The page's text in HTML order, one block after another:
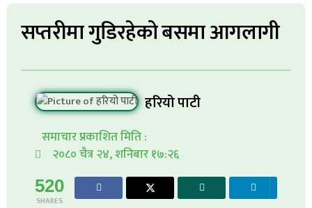
सप्तरीमा गुडिरहेको बसमा आगलागी
हरियो पाटी
समाचार प्रकाशित मिति :
२०८० चैत्र २४, शनिबार १७:२६
520
SHARES